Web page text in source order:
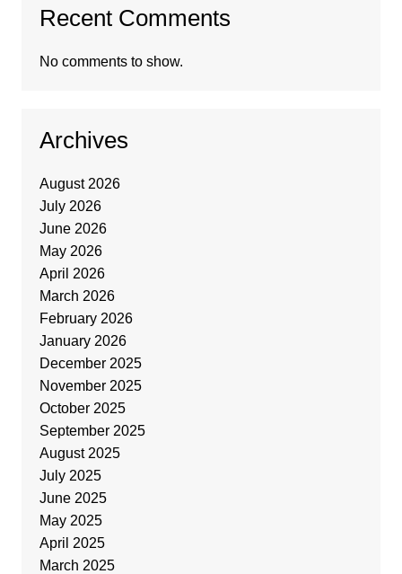
Recent Comments
No comments to show.
Archives
August 2026
July 2026
June 2026
May 2026
April 2026
March 2026
February 2026
January 2026
December 2025
November 2025
October 2025
September 2025
August 2025
July 2025
June 2025
May 2025
April 2025
March 2025